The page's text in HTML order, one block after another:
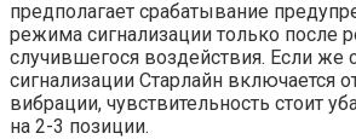
предполагает срабатывание
режима сигнализации только после
случившегося воздействия. Если же
сигнализации Старлайн включается
вибрации, чувствительность стоит
на 2-3 позиции.